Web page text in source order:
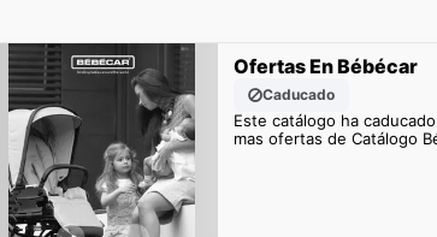
Ofertas En Bébécar
Caducado
Este catálogo ha
mas ofertas de Catálogo